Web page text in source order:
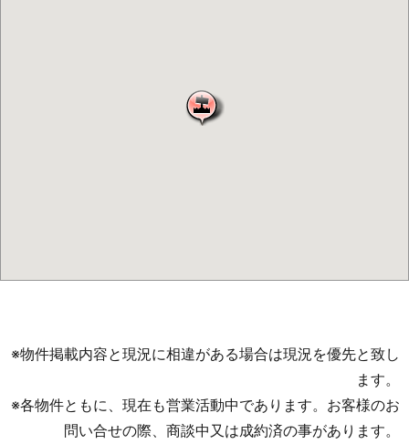
※物件掲載内容と現況に相違がある場合は現況を優先と致し
ます。
※各物件ともに、現在も営業活動中であります。お客様のお
問い合せの際、商談中又は成約済の事があります。